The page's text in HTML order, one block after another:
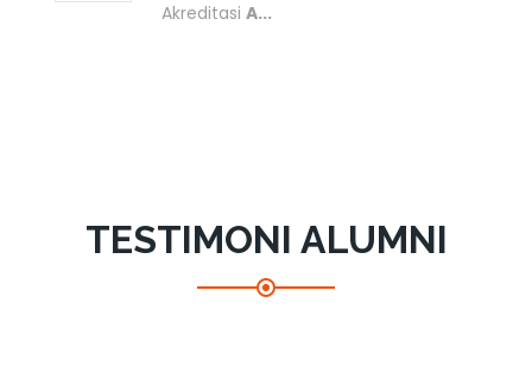
AkreditasiA...
TESTIMONI ALUMNI